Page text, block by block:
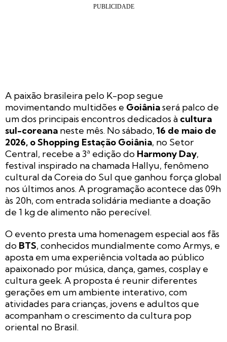
A paixão brasileira pelo K-popsegue
movimentando multidões e Goiâniaserá palco de
um dos principais encontros dedicados à cultura
sul-coreana neste mês. No sábado, 16 de maio de
2026, o Shopping Estação Goiânia, no Setor
Central, recebe a 3ª edição do Harmony Day,
festival inspirado na chamada Hallyu, fenômeno
cultural da Coreia do Sul que ganhou força global
nos últimos anos. A programação acontece das 09h
às 20h, com entrada solidária mediante a doação
de 1 kg de alimento não perecível.
O evento presta uma homenagem especial aos fãs
do BTS, conhecidos mundialmente como Armys, e
aposta em uma experiência voltada ao público
apaixonado por música, dança, games, cosplay e
cultura geek. A proposta é reunir diferentes
gerações em um ambiente interativo, com
atividades para crianças, jovens e adultos que
acompanham o crescimento da cultura pop
oriental no Brasil.